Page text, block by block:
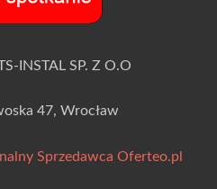
INSTAL SP. Z O.O
47, Wrocław